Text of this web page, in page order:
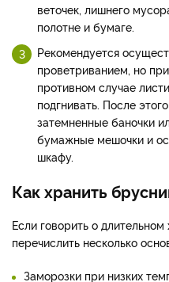
веточек, лишнего
полотне и бумаге.
Рекомендуется
проветриванием, но
противном случае
подгнивать. После
затемненные баночки
бумажные мешочки и
шкафу.
Как хранить
Если говорить о
перечислить несколько
Заморозки при низких